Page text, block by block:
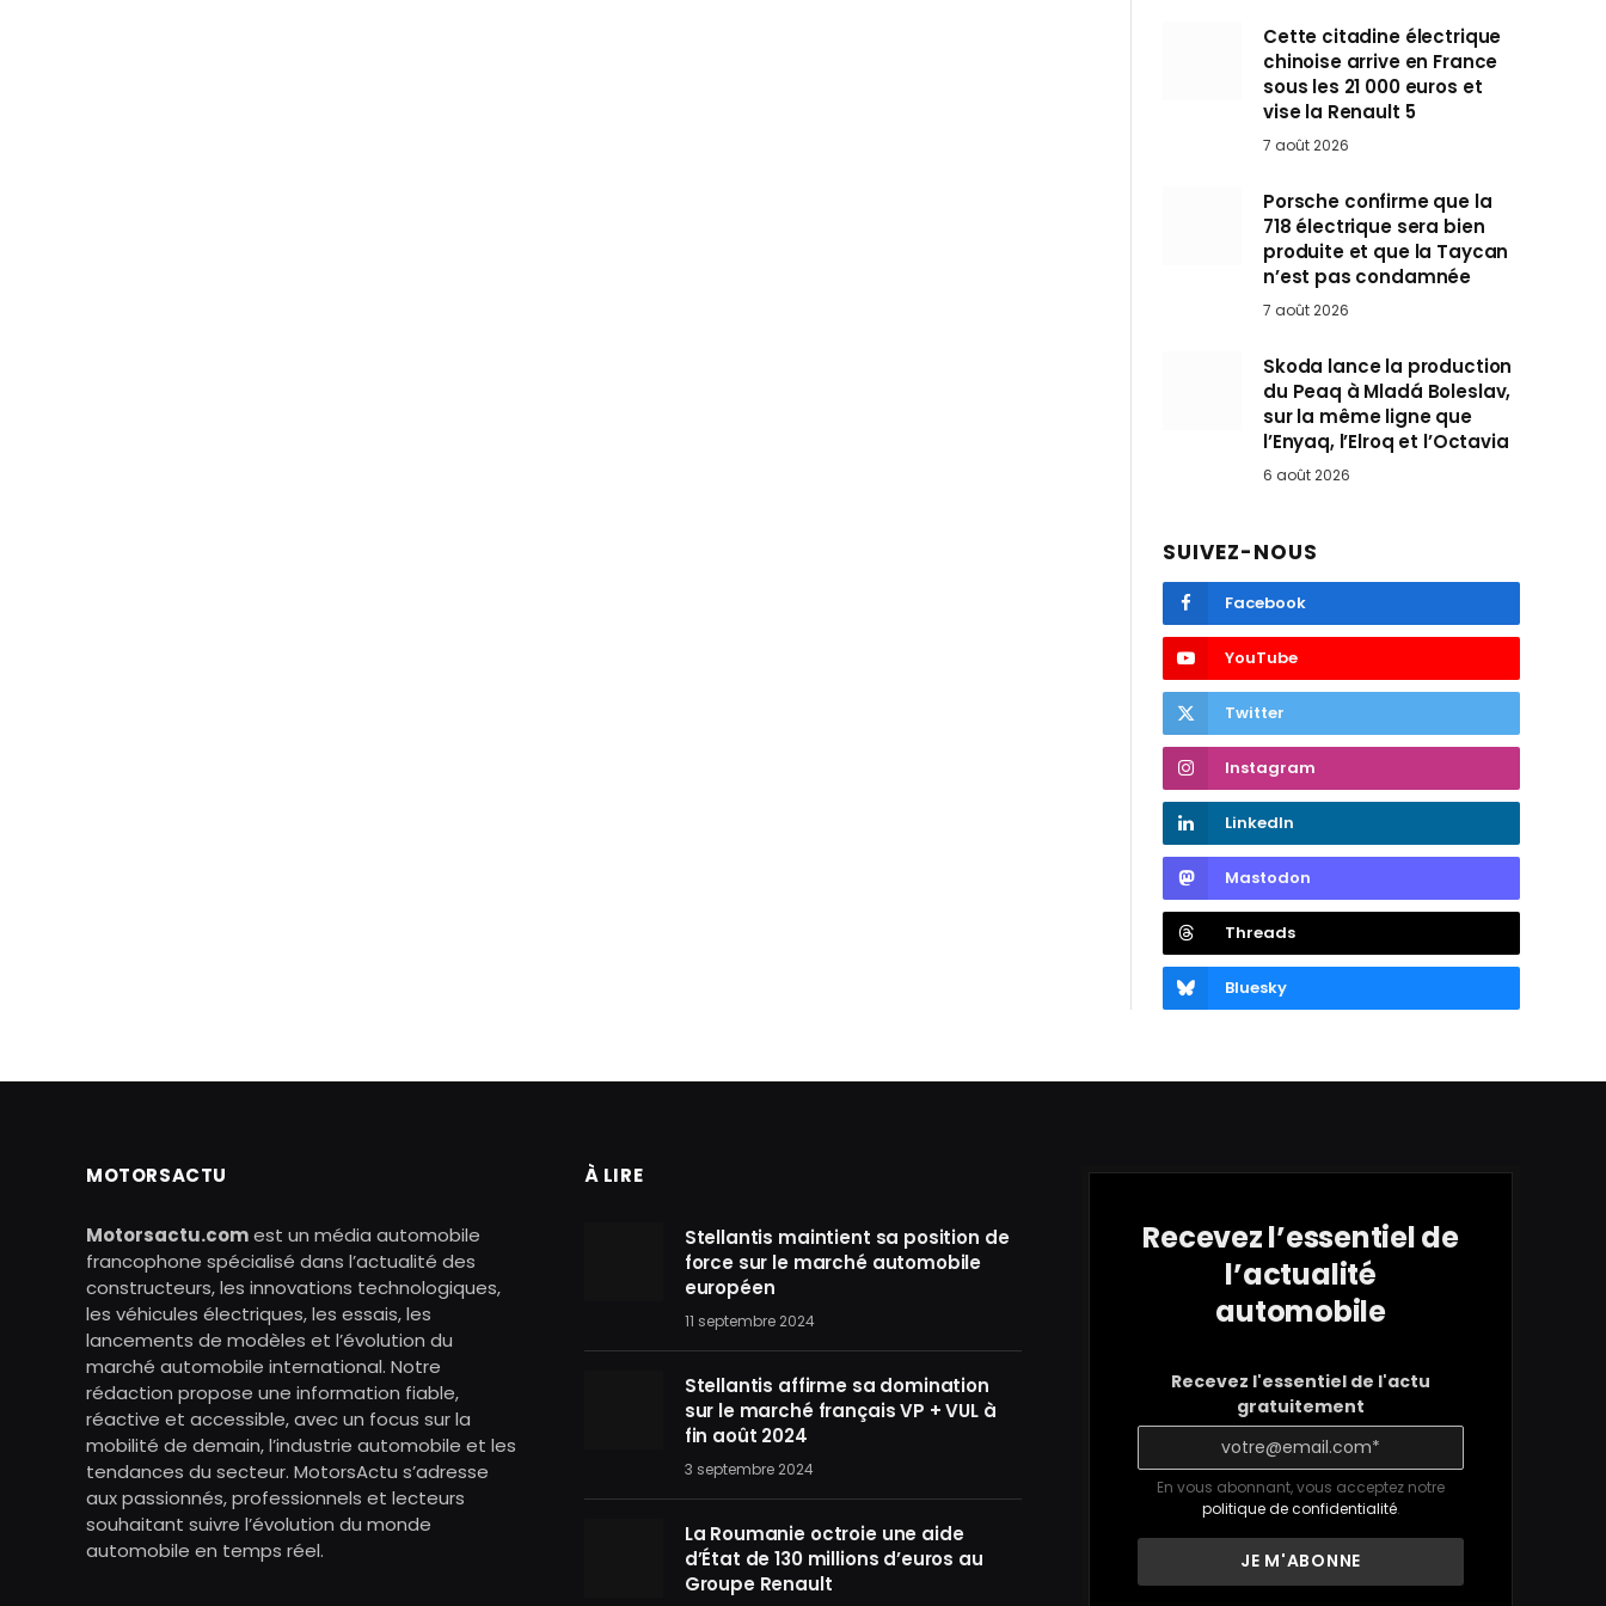
Cette citadine électrique
chinoise arrive en France
sous les 21 000 euros et
vise la Renault 5
7 août 2026
Porsche confirme que la
718 électrique sera bien
produite et que la Taycan
n’est pas condamnée
7 août 2026
Skoda lance la production
du Peaq à Mladá Boleslav,
sur la même ligne que
l’Enyaq, l’Elroq et l’Octavia
6 août 2026
SUIVEZ-NOUS
Facebook
YouTube
Twitter
Instagram
LinkedIn
Mastodon
Threads
Bluesky
MOTORSACTU
Motorsactu.comest un média automobile
francophone spécialisé dans l’actualité des
constructeurs, les innovations technologiques,
les véhicules électriques, les essais, les
lancements de modèles et l’évolution du
marché automobile international. Notre
rédaction propose une information fiable,
réactive et accessible, avec un focus sur la
mobilité de demain, l’industrie automobile et les
tendances du secteur. MotorsActu s’adresse
aux passionnés, professionnels et lecteurs
souhaitant suivre l’évolution du monde
automobile en temps réel.
À LIRE
Stellantis maintient sa position de
force sur le marché automobile
européen
11 septembre 2024
Stellantis affirme sa domination
sur le marché français VP + VUL à
fin août 2024
3 septembre 2024
La Roumanie octroie une aide
d’État de 130 millions d’euros au
Groupe Renault
Recevez l’essentiel de
l’actualité
automobile
Recevez l'essentiel de l'actu
gratuitement
En vous abonnant, vous acceptez notre
politique de confidentialité.